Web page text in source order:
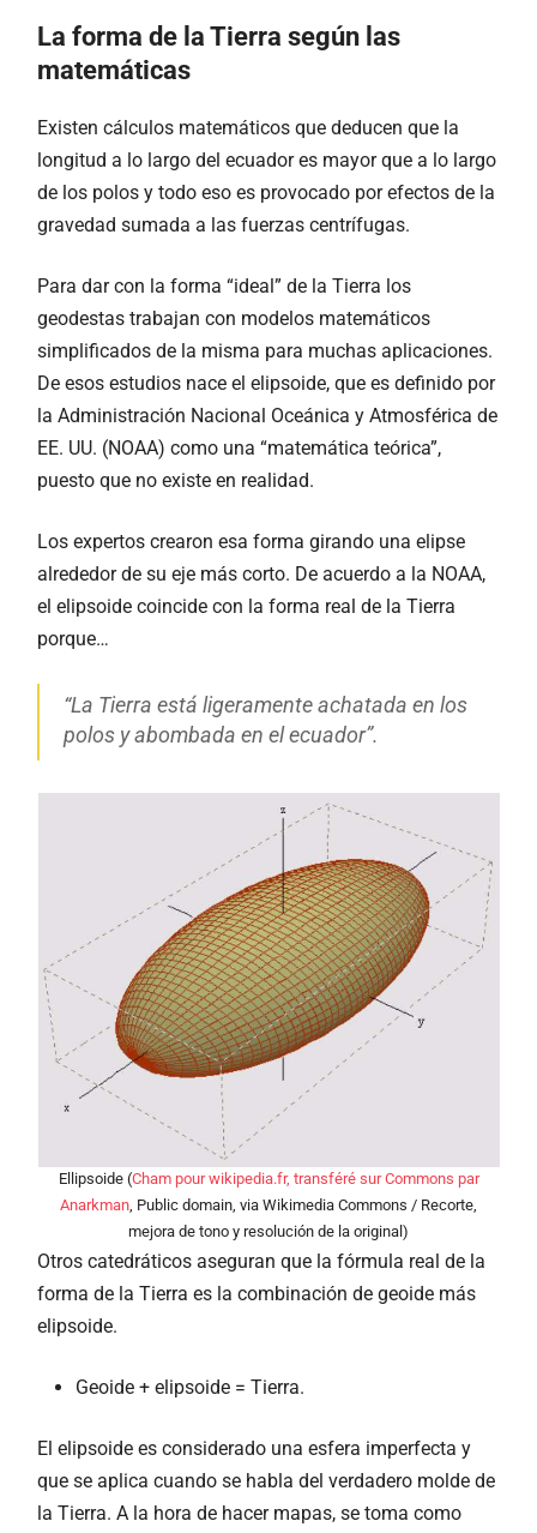
La forma de la Tierra según las
matemáticas
Existen cálculos matemáticos que deducen que la
longitud a lo largo del ecuador es mayor que a lo largo
de los polos y todo eso es provocado por efectos de la
gravedad sumada a las fuerzas centrífugas.
Para dar con la forma “ideal” de la Tierra los
geodestas trabajan con modelos matemáticos
simplificados de la misma para muchas aplicaciones.
De esos estudios nace el elipsoide, que es definido por
la Administración Nacional Oceánica y Atmosférica de
EE. UU. (NOAA) como una “matemática teórica”,
puesto que no existe en realidad.
Los expertos crearon esa forma girando una elipse
alrededor de su eje más corto. De acuerdo a la NOAA,
el elipsoide coincide con la forma real de la Tierra
porque…
“La Tierra está ligeramente achatada en los
polos y abombada en el ecuador”.
Ellipsoide (Cham pour wikipedia.fr, transféré sur Commons par
Anarkman, Public domain, via Wikimedia Commons / Recorte,
mejora de tono y resolución de la original)
Otros catedráticos aseguran que la fórmula real de la
forma de la Tierra es la combinación de geoide más
elipsoide.
Geoide + elipsoide = Tierra.
El elipsoide es considerado una esfera imperfecta y
que se aplica cuando se habla del verdadero molde de
la Tierra. A la hora de hacer mapas, se toma como